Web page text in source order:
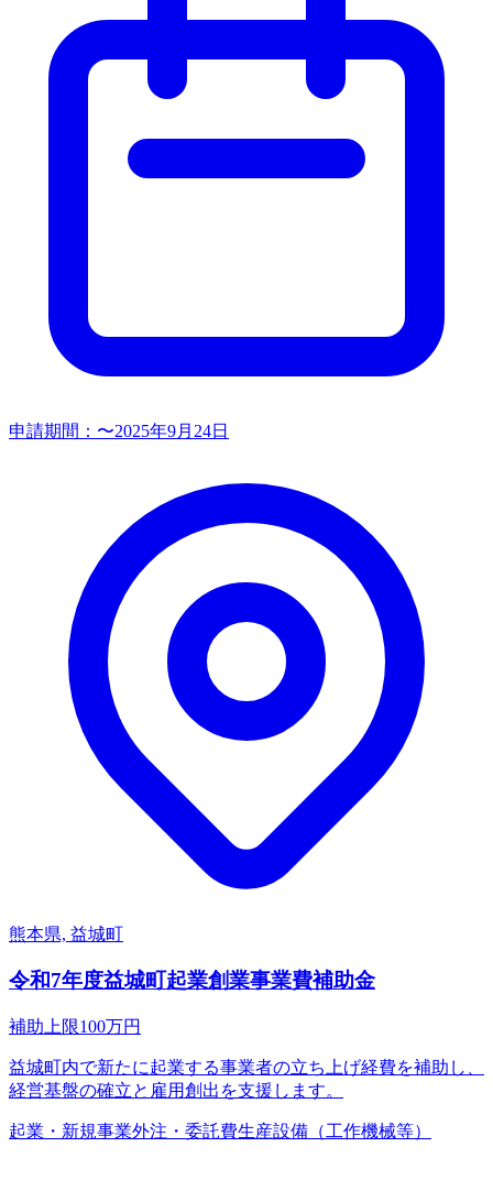
申請期間： 〜2025年9月24日
熊本県, 益城町
令和7年度益城町起業創業事業費補助金
補助上限100万円
益城町内で新たに起業する事業者の立ち上げ経費を補助し、
経営基盤の確立と雇用創出を支援します。
起業・新規事業外注・委託費生産設備（工作機械等）